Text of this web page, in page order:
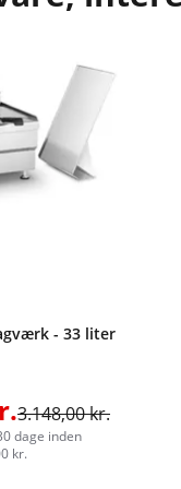
- 33 liter
3.148,00 kr.
dage inden
kr.